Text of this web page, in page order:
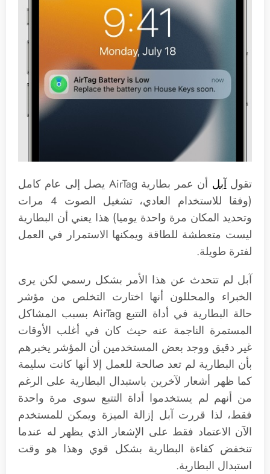
تقولآبل
أن عمر بطارية AirTag يصل إلى عام كامل
(وفقا للاستخدام العادي، تشغيل الصوت 4 مرات
وتحديد المكان مرة واحدة يوميا) هذا يعني أن البطارية
ليست متعطشة للطاقة ويمكنها الاستمرار في العمل
لفترة طويلة.
آبل لم تتحدث عن هذا الأمر بشكل رسمي لكن يرى
الخبراء والمحللون أنها اختارت التخلص من مؤشر
حالة البطارية في أداة التتبع AirTag بسبب المشاكل
المستمرة الناجمة عنه حيث كان في أغلب الأوقات
غير دقيق ووجد بعض المستخدمين أن المؤشر يخبرهم
بأن البطارية لم تعد صالحة للعمل إلا أنها كانت سليمة
كما ظهر أشعار لآخرين باستبدال البطارية على الرغم
من أنهم لم يستخدموا أداة التتبع سوى مرة واحدة
فقط، لذا قررت آبل إزالة الميزة ويمكن للمستخدم
الآن الاعتماد فقط على الإشعار الذي يظهر له عندما
تنخفض كفاءة البطارية بشكل قوي وهذا هو وقت
استبدال البطارية.